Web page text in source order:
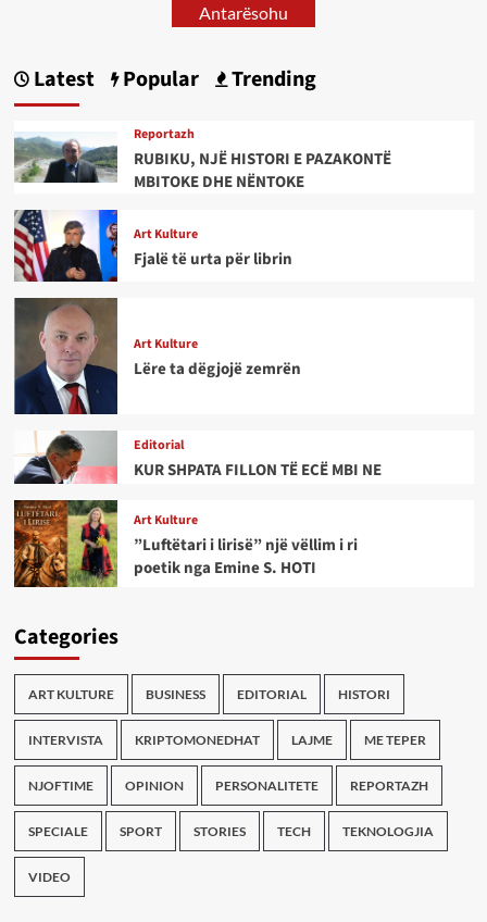
Antarësohu
Latest Popular Trending
Reportazh
RUBIKU, NJË HISTORI E PAZAKONTË
MBITOKE DHE NËNTOKE
Art Kulture
Fjalë të urta për librin
Art Kulture
Lëre ta dëgjojë zemrën
Editorial
KUR SHPATA FILLON TË ECË MBI NE
Art Kulture
”Luftëtari i lirisë” një vëllim i ri
poetik nga Emine S. HOTI
Categories
ART KULTURE BUSINESS EDITORIAL HISTORI
INTERVISTA KRIPTOMONEDHAT LAJME ME TEPER
NJOFTIME OPINION PERSONALITETE REPORTAZH
SPECIALE SPORT STORIES TECH TEKNOLOGJIA
VIDEO